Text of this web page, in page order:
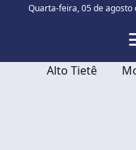
Quarta-feira,05 de agosto
Alto Tietê